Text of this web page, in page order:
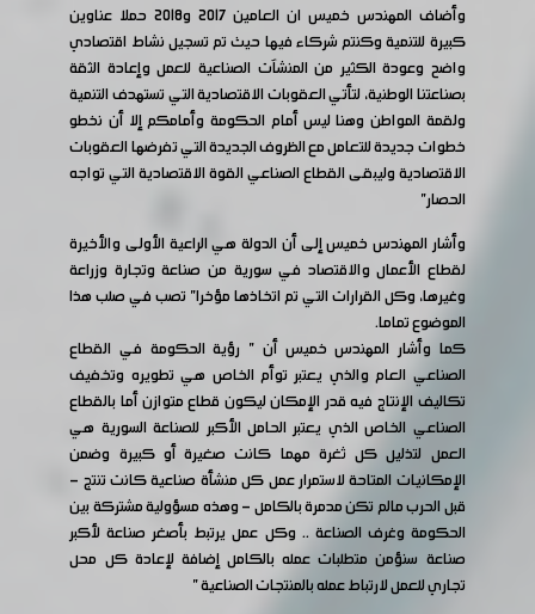
وأضاف المهندس خميس ان العامين 2017 و2018 حملا عناوين
كبيرة للتنمية وكنتم شركاء فيها حيث تم تسجيل نشاط اقتصادي
واضح وعودة الكثير من المنشآت الصناعية للعمل وإعادة الثقة
بصناعتنا الوطنية، لتأتي العقوبات الاقتصادية التي تستهدف التنمية
ولقمة المواطن وهنا ليس أمام الحكومة وأمامكم إلا أن نخطو
خطوات جديدة للتعامل مع الظروف الجديدة التي تفرضها العقوبات
الاقتصادية وليبقى القطاع الصناعي القوة الاقتصادية التي تواجه
الحصار"
وأشار المهندس خميس إلى أن الدولة هي الراعية الأولى والأخيرة
لقطاع الأعمال والاقتصاد في سورية من صناعة وتجارة وزراعة
وغيرها، وكل القرارات التي تم اتخاذها مؤخرا" تصب في صلب هذا
الموضوع تماما.
كما وأشار المهندس خميس أن " رؤية الحكومة في القطاع
الصناعي العام والذي يعتبر توأم الخاص هي تطويره وتخفيف
تكاليف الإنتاج فيه قدر الإمكان ليكون قطاع متوازن أما بالقطاع
الصناعي الخاص الذي يعتبر الحامل الأكبر للصناعة السورية هي
العمل لتذليل كل ثغرة مهما كانت صغيرة أو كبيرة وضمن
الإمكانيات المتاحة لاستمرار عمل كل منشأة صناعية كانت تنتج -
قبل الحرب مالم تكن مدمرة بالكامل - وهذه مسؤولية مشتركة بين
الحكومة وغرف الصناعة .. وكل عمل يرتبط بأصغر صناعة لأكبر
صناعة سنؤمن متطلبات عمله بالكامل إضافة لإعادة كل محل
تجاري للعمل لارتباط عمله بالمنتجات الصناعية "